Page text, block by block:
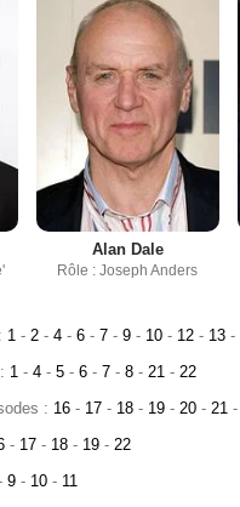
Alan Dale
Rôle : Joseph Anders
1 - 2 - 4 - 6 - 7 - 9 - 10 - 12 - 13 -
1 - 4 - 5 - 6 - 7 - 8 - 21 - 22
: 16 - 17 - 18 - 19 - 20 - 21 -
- 17 - 18 - 19 - 22
9 - 10 - 11